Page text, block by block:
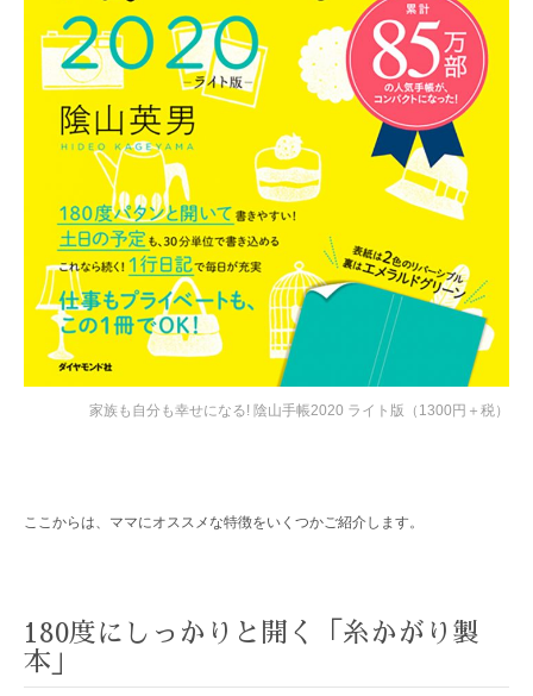
家族も自分も幸せになる! 陰山手帳2020 ライト版（1300円＋税）
ここからは、ママにオススメな特徴をいくつかご紹介します。
180度にしっかりと開く「糸かがり製
本」